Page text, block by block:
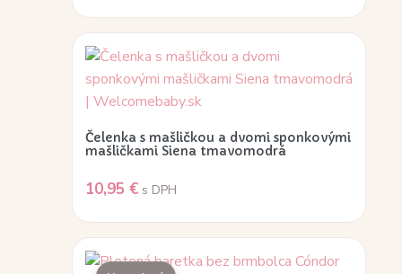
Čelenka s mašličkou a dvomi sponkovými
mašličkami Siena tmavomodrá
10,95 € s DPH